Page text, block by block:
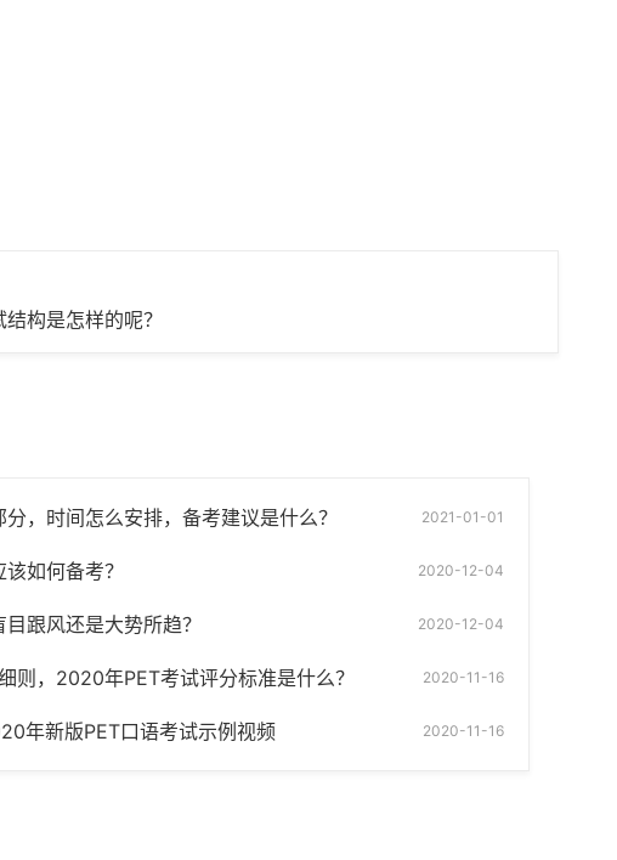
构是怎样的呢？
2021-01-01
，时间怎么安排，备考建议是什么？
2020-12-04
如何备考？
2020-12-04
跟风还是大势所趋？
2020-11-16
则，2020年PET考试评分标准是什么？
2020-11-16
年新版PET口语考试示例视频